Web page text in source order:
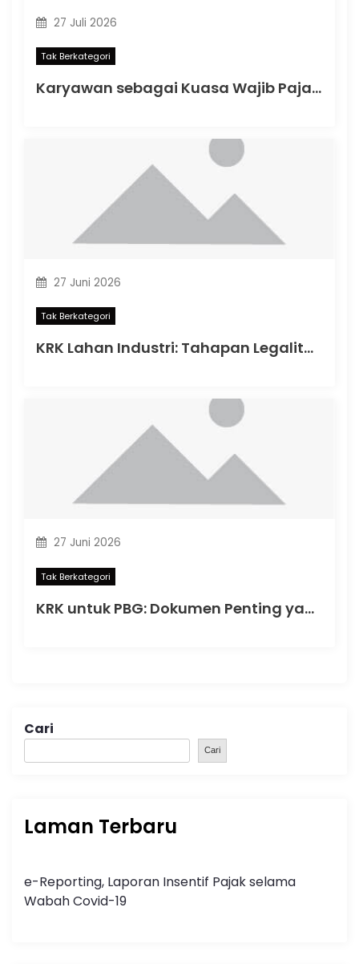
27 Juli 2026
Tak Berkategori
Karyawan sebagai Kuasa Wajib Pajak: Apa yang Berubah dalam PMK Nomor 44 Tahun 2026?
27 Juni 2026
Tak Berkategori
KRK Lahan Industri: Tahapan Legalitas Penting Sebelum Memulai Aktivitas Industri di Indonesia
27 Juni 2026
Tak Berkategori
KRK untuk PBG: Dokumen Penting yang Menentukan Kelancaran Persetujuan Bangunan Gedung
Cari
Cari
Laman Terbaru
e-Reporting, Laporan Insentif Pajak selama
Wabah Covid-19